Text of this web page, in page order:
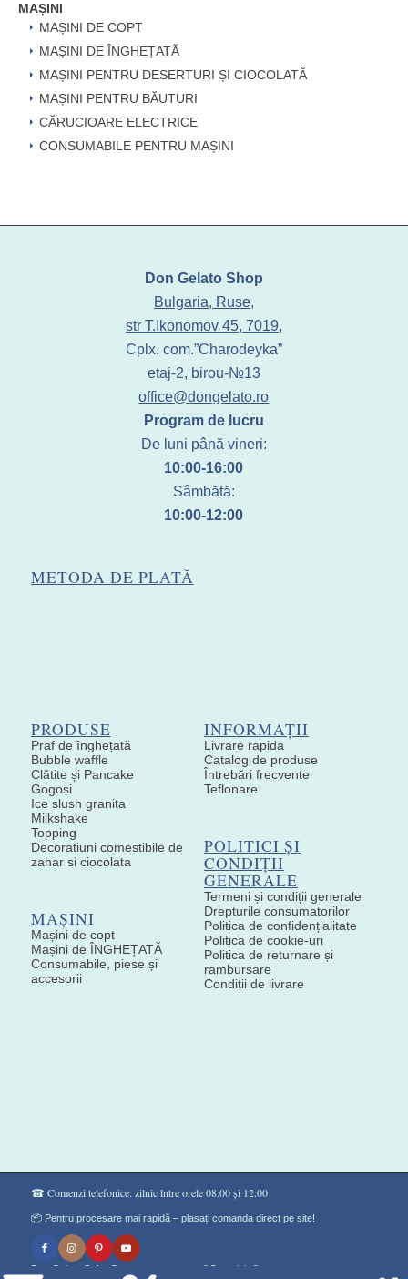
MAȘINI
MAȘINI DE COPT
MAȘINI DE ÎNGHEȚATĂ
MAȘINI PENTRU DESERTURI ȘI CIOCOLATĂ
MAȘINI PENTRU BĂUTURI
CĂRUCIOARE ELECTRICE
CONSUMABILE PENTRU MAȘINI
Don Gelato Shop
Bulgaria, Ruse,
str T.Ikonomov 45, 7019,
Cplx. com.”Charodeyka”
etaj-2, birou-№13
office@dongelato.ro
Program de lucru
De luni până vineri:
10:00-16:00
Sâmbătă:
10:00-12:00
METODA DE PLATĂ
PRODUSE
Praf de înghețată
Bubble waffle
Clătite și Pancake
Gogoși
Ice slush granita
Milkshake
Topping
Decoratiuni comestibile de
zahar si ciocolata
MAȘINI
Mașini de copt
Mașini de ÎNGHEȚATĂ
Consumabile, piese și
accesorii
INFORMAȚII
Livrare rapida
Catalog de produse
Întrebări frecvente
Teflonare
POLITICI ȘI
CONDIȚII
GENERALE
Termeni și condiții generale
Drepturile consumatorilor
Politica de confidențialitate
Politica de cookie-uri
Politica de returnare și
rambursare
Condiții de livrare
☎ Comenzi telefonice: zilnic între orele 08:00 și 12:00
📦 Pentru procesare mai rapidă – plasați comanda direct pe site!
Don Gelato Soft - Сладоледи на прах ®Copyright©